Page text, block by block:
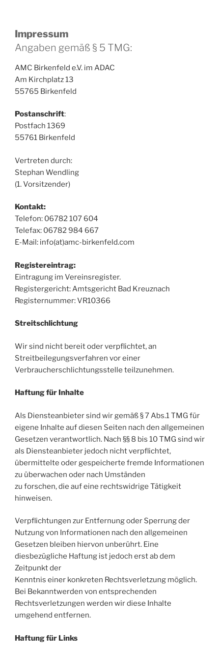
Impressum
Angaben gemäß § 5 TMG:
AMC Birkenfeld e.V. im ADAC
Am Kirchplatz 13
55765 Birkenfeld
Postanschrift:
Postfach 1369
55761 Birkenfeld
Vertreten durch:
Stephan Wendling
(1. Vorsitzender)
Kontakt:
Telefon: 06782 107 604
Telefax: 06782 984 667
E-Mail: info(at)amc-birkenfeld.com
Registereintrag:
Eintragung im Vereinsregister.
Registergericht: Amtsgericht Bad Kreuznach
Registernummer: VR10366
Streitschlichtung
Wir sind nicht bereit oder verpflichtet, an
Streitbeilegungsverfahren vor einer
Verbraucherschlichtungsstelle teilzunehmen.
Haftung für Inhalte
Als Diensteanbieter sind wir gemäß § 7 Abs.1 TMG für
eigene Inhalte auf diesen Seiten nach den allgemeinen
Gesetzen verantwortlich. Nach §§ 8 bis 10 TMG sind wir
als Diensteanbieter jedoch nicht verpflichtet,
übermittelte oder gespeicherte fremde Informationen
zu überwachen oder nach Umständen
zu forschen, die auf eine rechtswidrige Tätigkeit
hinweisen.
Verpflichtungen zur Entfernung oder Sperrung der
Nutzung von Informationen nach den allgemeinen
Gesetzen bleiben hiervon unberührt. Eine
diesbezügliche Haftung ist jedoch erst ab dem
Zeitpunkt der
Kenntnis einer konkreten Rechtsverletzung möglich.
Bei Bekanntwerden von entsprechenden
Rechtsverletzungen werden wir diese Inhalte
umgehend entfernen.
Haftung für Links